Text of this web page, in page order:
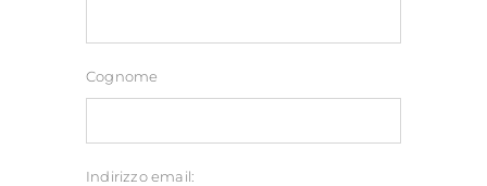
Cognome
Indirizzo email: